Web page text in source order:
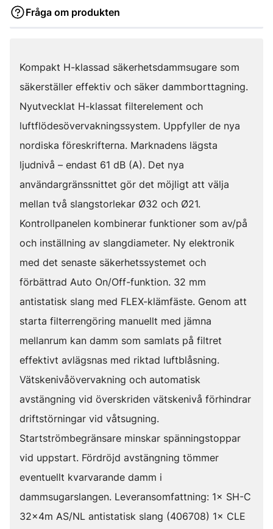
Fråga om produkten
Kompakt H-klassad säkerhetsdammsugare som
säkerställer effektiv och säker dammborttagning.
Nyutvecklat H-klassat filterelement och
luftflödesövervakningssystem. Uppfyller de nya
nordiska föreskrifterna. Marknadens lägsta
ljudnivå – endast 61 dB (A). Det nya
användargränssnittet gör det möjligt att välja
mellan två slangstorlekar Ø32 och Ø21.
Kontrollpanelen kombinerar funktioner som av/på
och inställning av slangdiameter. Ny elektronik
med det senaste säkerhetssystemet och
förbättrad Auto On/Off-funktion. 32 mm
antistatisk slang med FLEX-klämfäste. Genom att
starta filterrengöring manuellt med jämna
mellanrum kan damm som samlats på filtret
effektivt avlägsnas med riktad luftblåsning.
Vätskenivåövervakning och automatisk
avstängning vid överskriden vätskenivå förhindrar
driftstörningar vid våtsugning.
Startströmbegränsare minskar spänningstoppar
vid uppstart. Fördröjd avstängning tömmer
eventuellt kvarvarande damm i
dammsugarslangen. Leveransomfattning: 1× SH-C
32x4m AS/NL antistatisk slang (406708) 1× CLE